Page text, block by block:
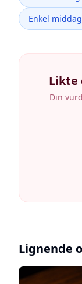
Enkel middag
Likte
Din
Lignende